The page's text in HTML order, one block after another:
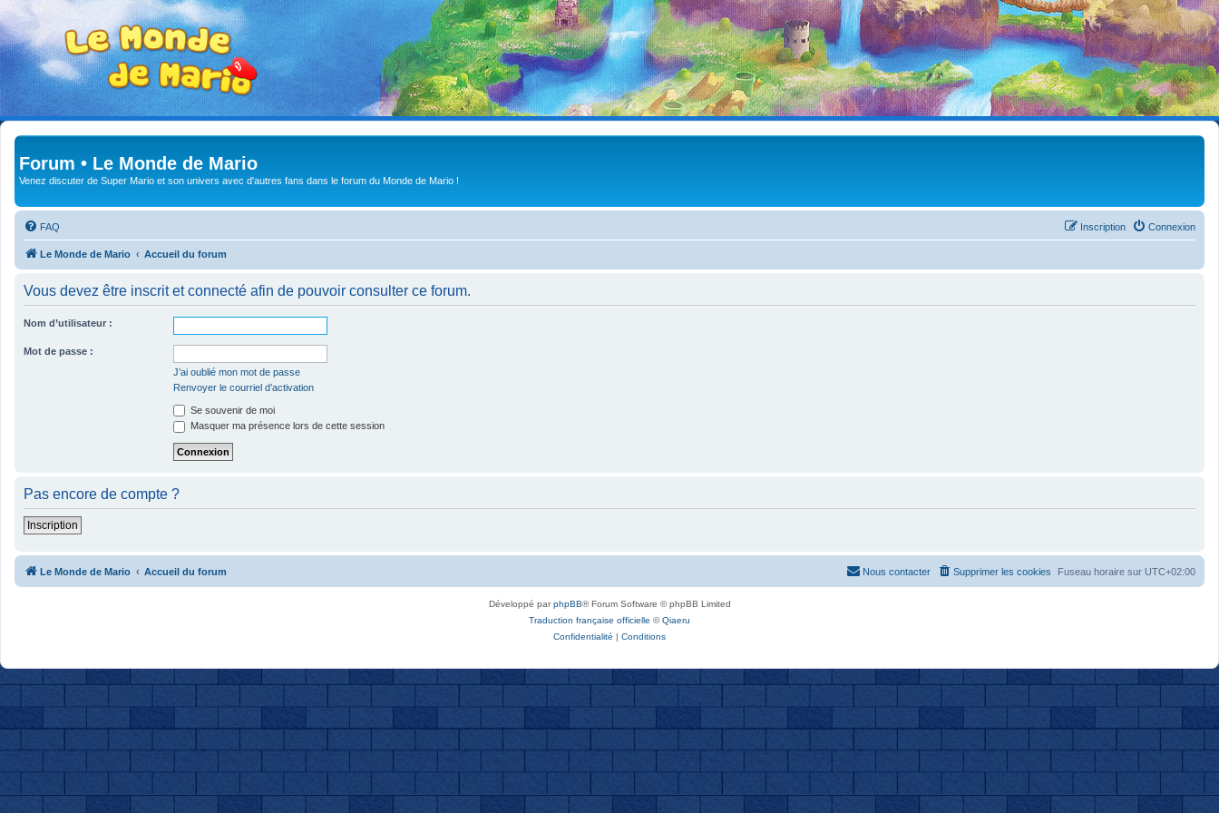
Forum • Le Monde de Mario
Venez discuter de Super Mario et son univers avec d'autres fans dans le forum du Monde de Mario !
FAQ Connexion
Inscription
Le Monde de Mario Accueil du forum
Vous devez être inscrit et connecté afin de pouvoir consulter ce forum.
Nom d’utilisateur :
Mot de passe :
J’ai oublié mon mot de passe
Renvoyer le courriel d’activation
Se souvenir de moi
Masquer ma présence lors de cette session
Pas encore de compte ?
Inscription
Le Monde de Mario Accueil du forum Fuseau horaire sur UTC+02:00
Supprimer les cookies
Nous contacter
Développé parphpBB® Forum Software © phpBB Limited
Traduction française officielle ©Qiaeru
Confidentialité | Conditions